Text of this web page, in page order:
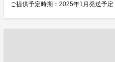
ご提供予定時期：2025年1月発送予定